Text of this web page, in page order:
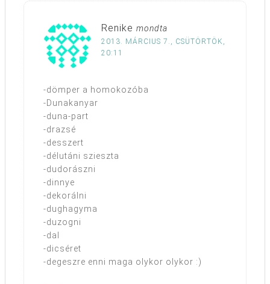
Renike mondta
2013. MÁRCIUS 7., CSÜTÖRTÖK,
20:11
-dömper a homokozóba
-Dunakanyar
-duna-part
-drazsé
-desszert
-délutáni szieszta
-dudorászni
-dinnye
-dekorálni
-dughagyma
-duzogni
-dal
-dicséret
-degeszre enni maga olykor olykor :)